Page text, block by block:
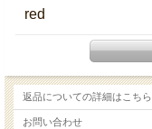
red
返品についての詳細はこちら
お問い合わせ